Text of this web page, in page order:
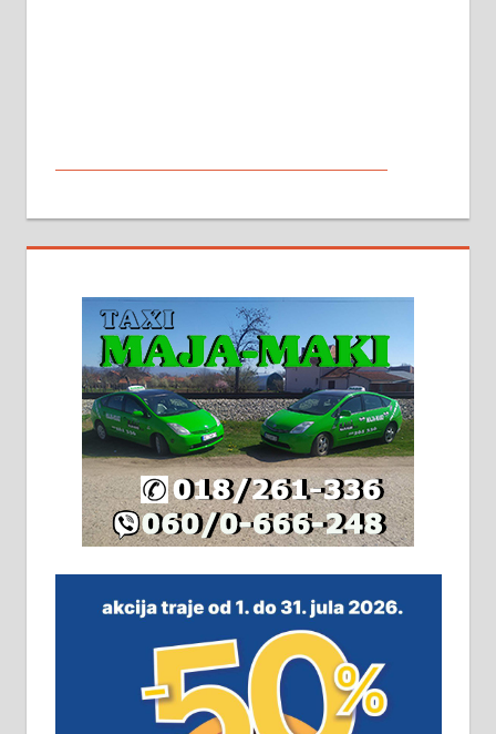
стамбене целине једна уз другу.
2х150м2, две гараже, централно
грејање на гас и дрва. Две
адресе. 063/71-74-023
Издајем комплетно опремљену
халу на Житковачком путу, на
плацу површине око 7 ари.
064/321-80-51; 063/102-35-25
м2 са плацем од 8 ари у Зеленом
виру у Алексинцу. Могућа
замена. 064/21-63-584
ПОСЛОВНИ ОГЛАСИ